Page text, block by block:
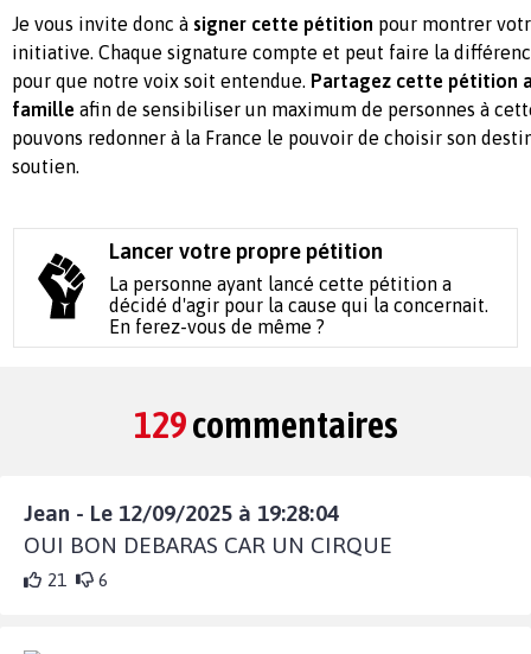
Je vous invite donc à signer cette pétition pour montrer
initiative. Chaque signature compte et peut faire la
pour que notre voix soit entendue. Partagez cette pétition
famille afin de sensibiliser un maximum de personnes à
pouvons redonner à la France le pouvoir de choisir son
soutien.
Lancer votre propre pétition
La personne ayant lancé cette pétition a
décidé d'agir pour la cause qui la concernait.
En ferez-vous de même ?
129commentaires
Jean - Le 12/09/2025 à 19:28:04
OUI BON DEBARAS CAR UN CIRQUE
21 6